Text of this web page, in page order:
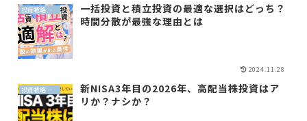
投資戦略（全世界投資）
一括投資と積立投資の最適な選択はどっち？
時間分散が最強な理由とは
2024.11.28
投資戦略（全世界投資）
新NISA3年目の2026年、高配当株投資はア
リか？ナシか？